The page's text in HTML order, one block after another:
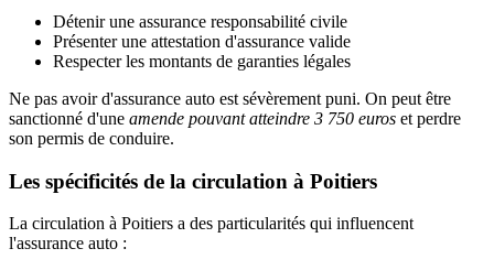
Détenir une assurance responsabilité civile
Présenter une attestation d'assurance valide
Respecter les montants de garanties légales
Ne pas avoir d'assurance auto est sévèrement puni. On peut être
sanctionné d'une amende pouvant atteindre 3 750 euros et perdre
son permis de conduire.
Les spécificités de la circulation à Poitiers
La circulation à Poitiers a des particularités qui influencent
l'assurance auto :